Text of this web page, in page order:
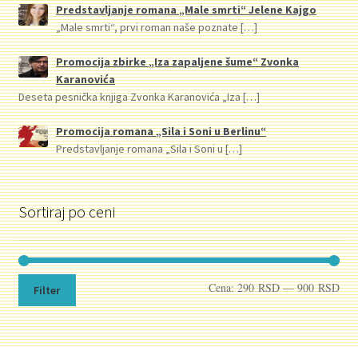
Predstavljanje romana „Male smrti“ Jelene Kajgo
„Male smrti“, prvi roman naše poznate[…]
Promocija zbirke „Iza zapaljene šume“ Zvonka
Karanovića
Deseta pesnička knjiga Zvonka Karanovića „Iza[…]
Promocija romana „Sila i Soni u Berlinu“
Predstavljanje romana „Sila i Soni u[…]
Sortiraj po ceni
Filter Cena:290 RSD—900 RSD